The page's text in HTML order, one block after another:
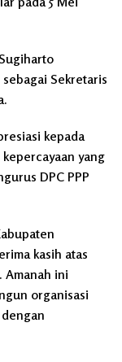
Sekretaris
kepada
yang
DPC PPP
kasih atas
Amanah ini
organisasi